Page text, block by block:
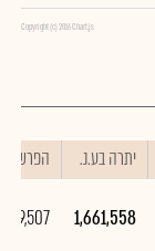
Copyright (c) 2016 Chart.js
יתרה בע.נ. הפרש
1,661,558
-39,507